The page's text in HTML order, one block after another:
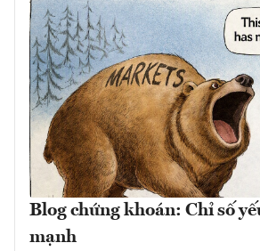
Blog chứng khoán: Chỉ số
mạnh